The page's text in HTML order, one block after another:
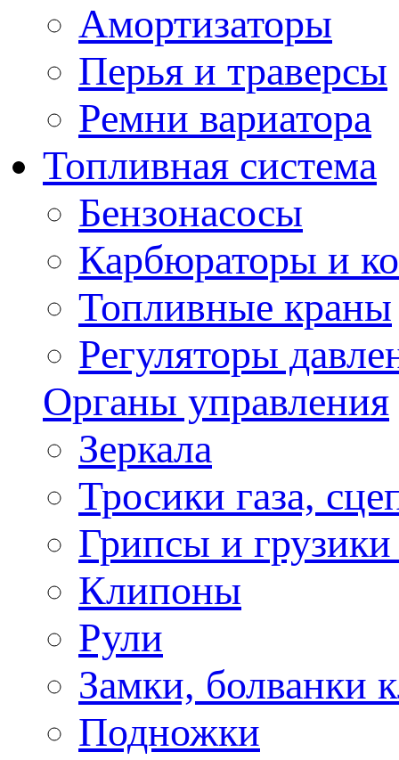
Амортизаторы
Перья и траверсы
Ремни вариатора
Топливная система
Бензонасосы
Карбюраторы и
Топливные краны
Регуляторы
Органы управления
Зеркала
Тросики газа,
Грипсы и грузики
Клипоны
Рули
Замки, болванки
Подножки